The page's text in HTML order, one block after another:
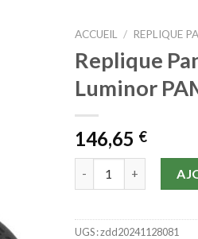
ACCUEIL / REPLIQUE
Replique
Luminor
146,65 €
UGS :zdd20241128081